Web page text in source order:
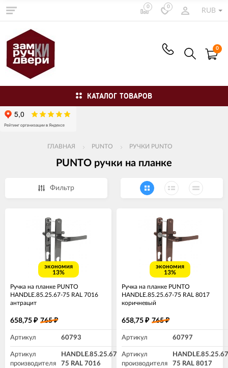
0 0
RUB
0
КАТАЛОГ ТОВАРОВ
ГЛАВНАЯ PUNTO РУЧКИ PUNTO
PUNTO ручки на планке
Фильтр
экономия
13%
Ручка на планке PUNTO
HANDLE.85.25.67-75 RAL 7016
антрацит
658,75 ₽ 765₽
Артикул 60793
Артикул
производителя
HANDLE.85.25.67-
75 RAL 7016
экономия
13%
Ручка на планке PUNTO
HANDLE.85.25.67-75 RAL 8017
коричневый
658,75 ₽ 765₽
Артикул 60797
Артикул
производителя
75 RAL 8017